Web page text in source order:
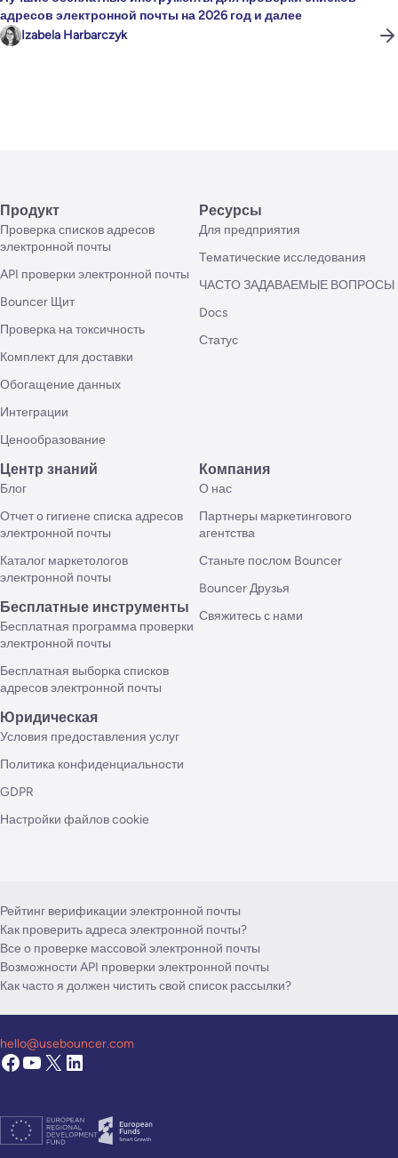
адресов электронной почты на 2026 год и далее
Izabela Harbarczyk
Продукт
Проверка списков адресов
электронной почты
API проверки электронной почты
Bouncer Щит
Проверка на токсичность
Комплект для доставки
Обогащение данных
Интеграции
Ценообразование
Ресурсы
Для предприятия
Тематические исследования
ЧАСТО ЗАДАВАЕМЫЕ ВОПРОСЫ
Docs
Статус
Центр знаний
Блог
Отчет о гигиене списка адресов
электронной почты
Каталог маркетологов
электронной почты
Бесплатные инструменты
Бесплатная программа проверки
электронной почты
Бесплатная выборка списков
адресов электронной почты
Компания
О нас
Партнеры маркетингового
агентства
Станьте послом Bouncer
Bouncer Друзья
Свяжитесь с нами
Юридическая
Условия предоставления услуг
Политика конфиденциальности
GDPR
Настройки файлов cookie
Рейтинг верификации электронной почты
Как проверить адреса электронной почты?
Все о проверке массовой электронной почты
Возможности API проверки электронной почты
Как часто я должен чистить свой список рассылки?
hello@usebouncer.com